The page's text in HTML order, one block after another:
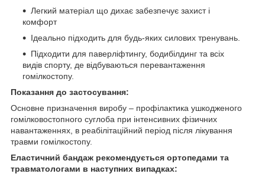
Легкий матеріал що дихає забезпечує захист і
комфорт
Ідеально підходить для будь-яких силових тренувань.
Підходити для паверліфтингу, бодибілдинг та всіх
видів спорту, де відбуваються перевантаження
гомілкостопу.
Показання до застосування:
Основне призначення виробу – профілактика ушкодженого
гомілковостопного суглоба при інтенсивних фізичних
навантаженнях, в реабілітаційний період після лікування
травми гомілкостопу.
Еластичний бандаж рекомендується ортопедами та
травматологами в наступних випадках: